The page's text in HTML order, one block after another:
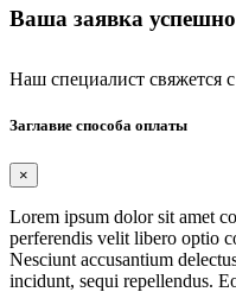
Ваша заявка
Наш специалист свяжется
Заглавие способа оплаты
×
Lorem ipsum dolor sit amet
perferendis velit libero optio
Nesciunt accusantium
incidunt, sequi repellendus.